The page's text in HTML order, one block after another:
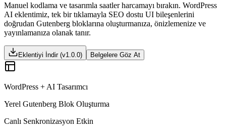
Manuel kodlama ve tasarımla saatler harcamayı bırakın. WordPress
AI eklentimiz, tek bir tıklamayla SEO dostu UI bileşenlerini
doğrudan Gutenberg bloklarına oluşturmanıza, önizlemenize ve
yayınlamanıza olanak tanır.
Eklentiyi İndir (v1.0.0) Belgelere Göz At
WordPress + AI Tasarımcı
Yerel Gutenberg Blok Oluşturma
Canlı Senkronizasyon Etkin